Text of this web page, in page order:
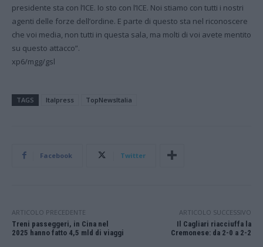
presidente sta con l’ICE. Io sto con l’ICE. Noi stiamo con tutti i nostri
agenti delle forze dell’ordine. E parte di questo sta nel riconoscere
che voi media, non tutti in questa sala, ma molti di voi avete mentito
su questo attacco”.
xp6/mgg/gsl
TAGS Italpress TopNewsItalia
Facebook Twitter
ARTICOLO PRECEDENTE
Treni passeggeri, in Cina nel
2025 hanno fatto 4,5 mld di viaggi
ARTICOLO SUCCESSIVO
Il Cagliari riacciuffa la
Cremonese: da 2-0 a 2-2